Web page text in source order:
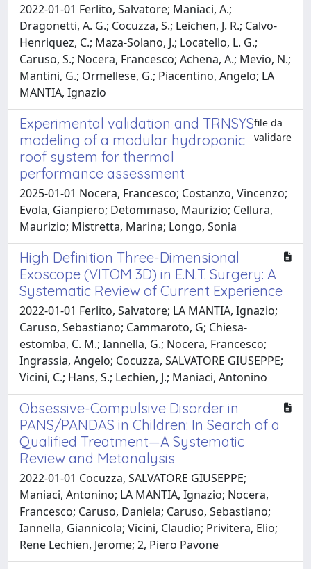
2022-01-01 Ferlito, Salvatore; Maniaci, A.;
Dragonetti, A. G.; Cocuzza, S.; Leichen, J. R.; Calvo-
Henriquez, C.; Maza-Solano, J.; Locatello, L. G.;
Caruso, S.; Nocera, Francesco; Achena, A.; Mevio, N.;
Mantini, G.; Ormellese, G.; Piacentino, Angelo; LA
MANTIA, Ignazio
Experimental validation and TRNSYS
modeling of a modular hydroponic
roof system for thermal
performance assessment
file da
validare
2025-01-01 Nocera, Francesco; Costanzo, Vincenzo;
Evola, Gianpiero; Detommaso, Maurizio; Cellura,
Maurizio; Mistretta, Marina; Longo, Sonia
High Definition Three-Dimensional
Exoscope (VITOM 3D) in E.N.T. Surgery: A
Systematic Review of Current Experience
2022-01-01 Ferlito, Salvatore; LA MANTIA, Ignazio;
Caruso, Sebastiano; Cammaroto, G; Chiesa-
estomba, C. M.; Iannella, G.; Nocera, Francesco;
Ingrassia, Angelo; Cocuzza, SALVATORE GIUSEPPE;
Vicini, C.; Hans, S.; Lechien, J.; Maniaci, Antonino
Obsessive-Compulsive Disorder in
PANS/PANDAS in Children: In Search of a
Qualified Treatment—A Systematic
Review and Metanalysis
2022-01-01 Cocuzza, SALVATORE GIUSEPPE;
Maniaci, Antonino; LA MANTIA, Ignazio; Nocera,
Francesco; Caruso, Daniela; Caruso, Sebastiano;
Iannella, Giannicola; Vicini, Claudio; Privitera, Elio;
Rene Lechien, Jerome; 2, Piero Pavone